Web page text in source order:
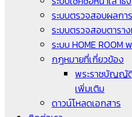
ระบบตรวจสอบผลกา
ระบบตรวจสอบตารา
ระบบ HOME ROOM
กฎหมายที่เกี่ยวข้อง
พระราชบัญญัติ
เพิ่มเติม
ดาวน์โหลดเอกสาร